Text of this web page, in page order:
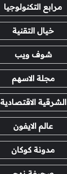
مرابع التكنولوجيا
خيال التقنية
شوف ويب
مجلة الاسهم
الشرقية الاقتصادية
عالم الايفون
مدونة كوكان